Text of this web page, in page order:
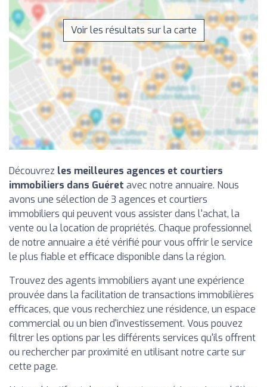
Voir les résultats sur la carte
Découvrez les meilleures agences et courtiers
immobiliers dans Guéret avec notre annuaire. Nous
avons une sélection de 3 agences et courtiers
immobiliers qui peuvent vous assister dans l'achat, la
vente ou la location de propriétés. Chaque professionnel
de notre annuaire a été vérifié pour vous offrir le service
le plus fiable et efficace disponible dans la région.
Trouvez des agents immobiliers ayant une expérience
prouvée dans la facilitation de transactions immobilières
efficaces, que vous recherchiez une résidence, un espace
commercial ou un bien d'investissement. Vous pouvez
filtrer les options par les différents services qu'ils offrent
ou rechercher par proximité en utilisant notre carte sur
cette page.